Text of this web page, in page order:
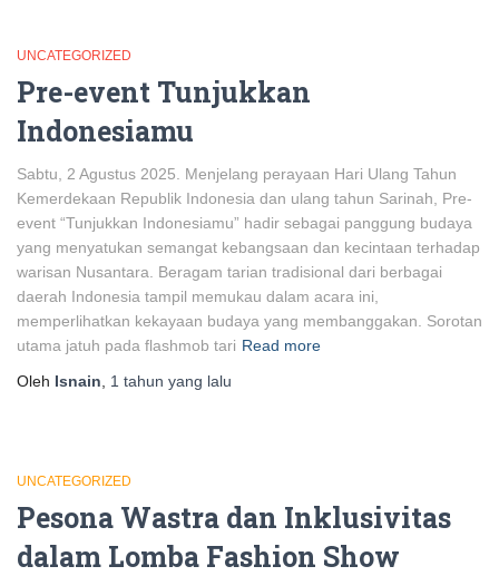
UNCATEGORIZED
Pre-event Tunjukkan
Indonesiamu
Sabtu, 2 Agustus 2025. Menjelang perayaan Hari Ulang Tahun
Kemerdekaan Republik Indonesia dan ulang tahun Sarinah, Pre-
event “Tunjukkan Indonesiamu” hadir sebagai panggung budaya
yang menyatukan semangat kebangsaan dan kecintaan terhadap
warisan Nusantara. Beragam tarian tradisional dari berbagai
daerah Indonesia tampil memukau dalam acara ini,
memperlihatkan kekayaan budaya yang membanggakan. Sorotan
utama jatuh pada flashmob tari Read more
Oleh Isnain 1 tahun yang lalu
UNCATEGORIZED
Pesona Wastra dan Inklusivitas
dalam Lomba Fashion Show